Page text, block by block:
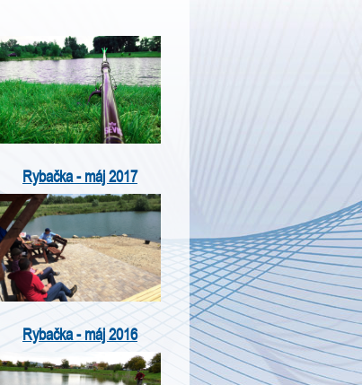
Rybačka - máj 2017
Rybačka - máj 2016